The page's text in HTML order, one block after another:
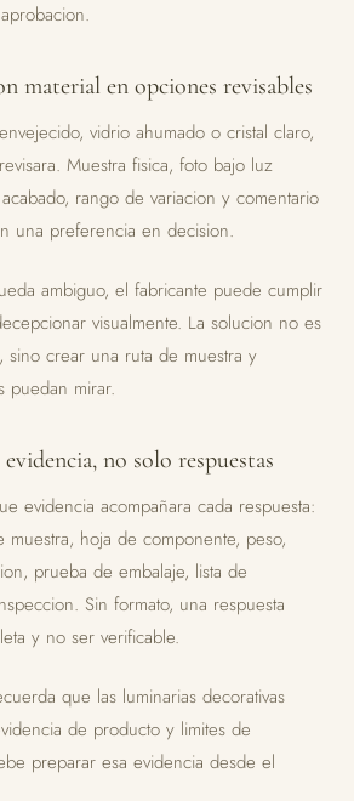
material en opciones revisables
vidrio ahumado o cristal claro,
Muestra fisica, foto bajo luz
rango de variacion y comentario
una preferencia en decision.
ambiguo, el fabricante puede cumplir
visualmente. La solucion no es
sino crear una ruta de muestra y
puedan mirar.
no solo respuestas
evidencia acompañara cada respuesta:
hoja de componente, peso,
prueba de embalaje, lista de
Sin formato, una respuesta
y no ser verificable.
que las luminarias decorativas
de producto y limites de
preparar esa evidencia desde el